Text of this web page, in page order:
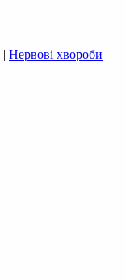
| Нервові хвороби |